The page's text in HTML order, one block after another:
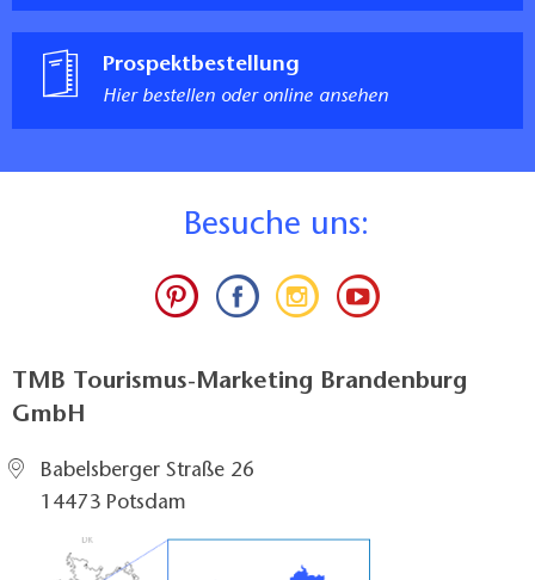
Prospektbestellung
Hier bestellen oder online ansehen
Besuche uns:
TMB Tourismus-Marketing Brandenburg
GmbH
Babelsberger Straße 26
14473 Potsdam